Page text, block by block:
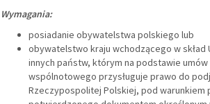
Wymagania:
posiadanie obywatelstwa polskiego lub
obywatelstwo kraju wchodzącego w
innych państw, którym na podstawie
wspólnotowego przysługuje prawo do
Rzeczypospolitej Polskiej, pod warunkiem